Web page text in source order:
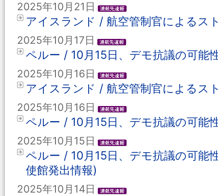
2025年10月21日
アイスランド / 航空管制官によるス
2025年10月17日
ペルー / 10月15日、デモ抗議の可能
2025年10月16日
アイスランド / 航空管制官によるス
2025年10月16日
ペルー / 10月15日、デモ抗議の可能
2025年10月15日
ペルー / 10月15日、デモ抗議の可能
使館発出情報)
2025年10月14日